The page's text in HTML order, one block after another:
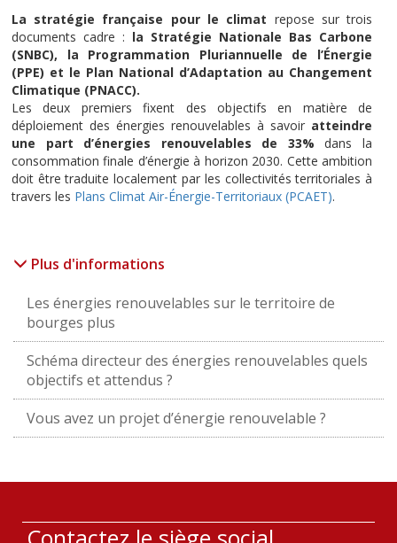
La stratégie française pour le climat repose sur trois
documents cadre : la Stratégie Nationale Bas Carbone
(SNBC), la Programmation Pluriannuelle de l’Énergie
(PPE) et le Plan National d’Adaptation au Changement
Climatique (PNACC).
Les deux premiers fixent des objectifs en matière de
déploiement des énergies renouvelables à savoir atteindre
une part d’énergies renouvelables de 33% dans la
consommation finale d’énergie à horizon 2030. Cette ambition
doit être traduite localement par les collectivités territoriales à
travers les Plans Climat Air-Énergie-Territoriaux (PCAET).
Plus d'informations
Les énergies renouvelables sur le territoire de
bourges plus
Schéma directeur des énergies renouvelables quels
objectifs et attendus ?
Vous avez un projet d’énergie renouvelable ?